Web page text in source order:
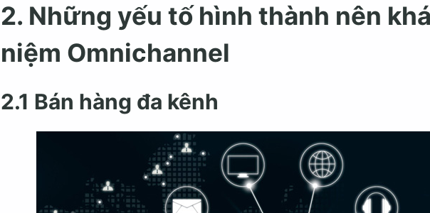
2. Những yếu tố hình thành nên
niệm Omnichannel
2.1 Bán hàng đa kênh